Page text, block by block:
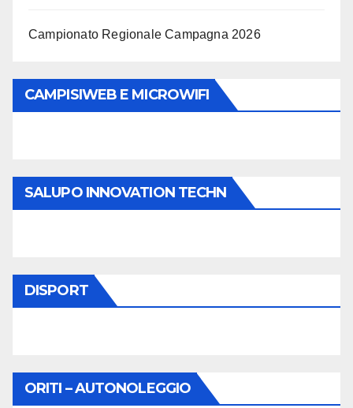
Campionato Regionale Campagna 2026
CAMPISIWEB E MICROWIFI
SALUPO INNOVATION TECHN
DISPORT
ORITI – AUTONOLEGGIO